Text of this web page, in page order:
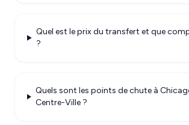
Quel est le prix du transfert et que
?
Quels sont les points de chute à
Centre-Ville ?